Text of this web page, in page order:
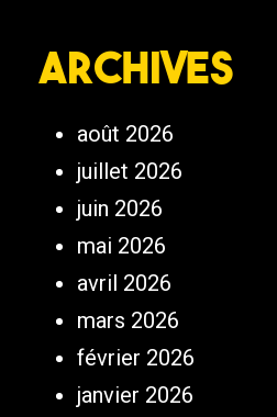
Archives
août 2026
juillet 2026
juin 2026
mai 2026
avril 2026
mars 2026
février 2026
janvier 2026